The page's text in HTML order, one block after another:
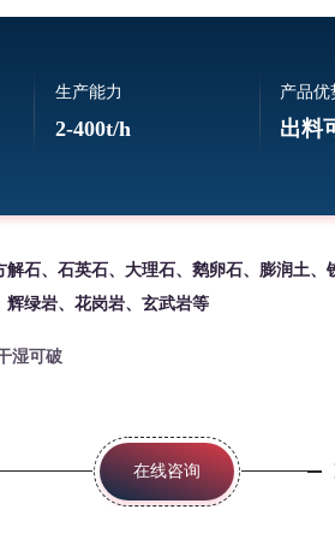
生产能力
2-400t/h
产品优
出料
解石、石英石、大理石、鹅卵石、膨润土、
辉绿岩、花岗岩、玄武岩等
湿可破
在线咨询